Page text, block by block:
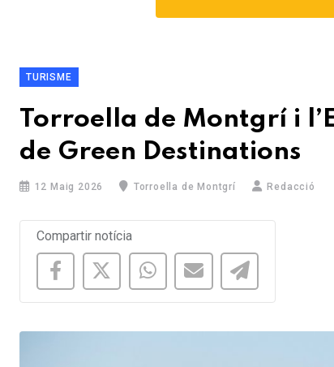
TURISME
Torroella de Montgrí i
de Green Destinations
12 Maig 2026 Torroella de Montgrí Redacció
Compartir notícia